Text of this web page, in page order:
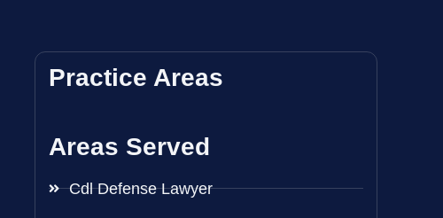
Practice Areas
Areas Served
Cdl Defense Lawyer